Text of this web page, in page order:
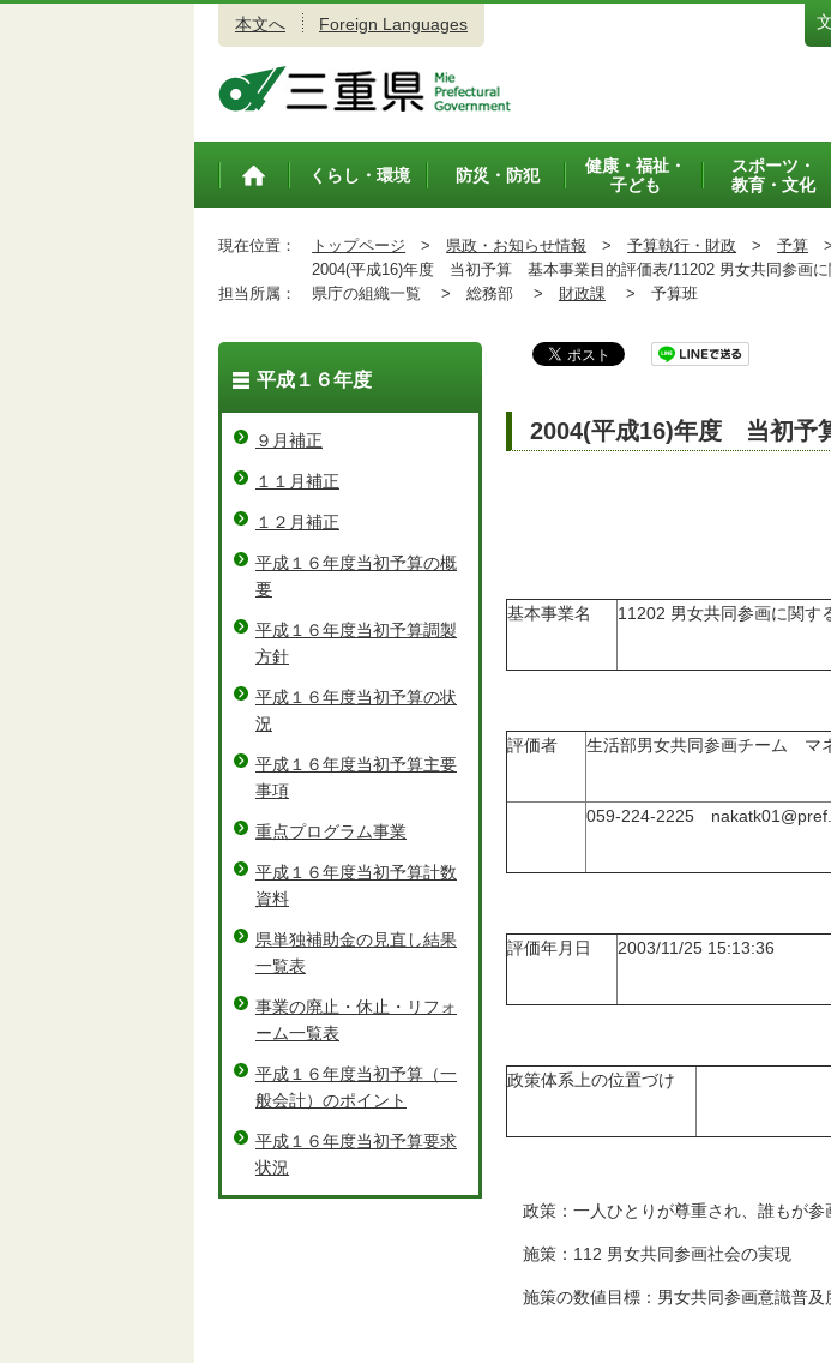
本文へ Foreign Languages
トップペ
くらし・環境 防災・防犯
健康・福祉・
子ども
スポーツ・
教育・文化
現在位置： トップページ > 県政・お知らせ情報 > 予算執行・財政 > 予算 >
2004(平成16)年度 当初予算 基本事業目的評価表/11202 男女共同参画に
担当所属：
県庁の組織一覧 > 総務部 > 財政課 > 予算班
2004(平成16)年度 当初予
基本事業名 11202 男女共同参画に関す
評価者 生活部男女共同参画チーム マ
059-224-2225
評価年月日 2003/11/25 15:13:36
政策体系上の位置づけ
政策：一人ひとりが尊重され、誰もが参
施策：112 男女共同参画社会の実現
施策の数値目標：男女共同参画意識普及
平成１６年度
９月補正
１１月補正
１２月補正
平成１６年度当初予算の概
要
平成１６年度当初予算調製
方針
平成１６年度当初予算の状
況
平成１６年度当初予算主要
事項
重点プログラム事業
平成１６年度当初予算計数
資料
県単独補助金の見直し結果
一覧表
事業の廃止・休止・リフォ
ーム一覧表
平成１６年度当初予算（一
般会計）のポイント
平成１６年度当初予算要求
状況